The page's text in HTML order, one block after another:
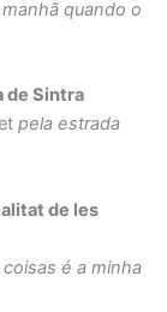
quando o
de Sintra
pela estrada
de les
é a minha